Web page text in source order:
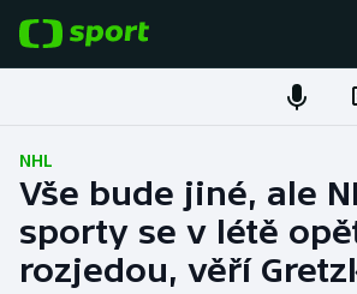
Fotbal
Hokej
Tenis
NHL
Vše bude jiné, ale
sporty se v létě
rozjedou, věří